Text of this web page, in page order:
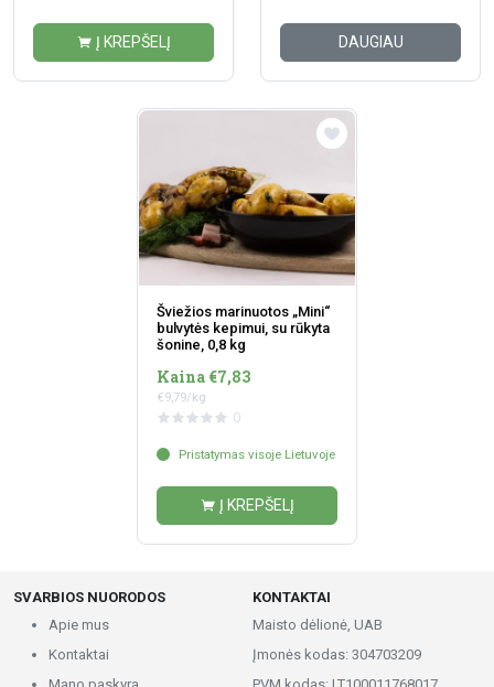
Į KREPŠELĮ DAUGIAU
Šviežios marinuotos „Mini“
bulvytės kepimui, su rūkyta
šonine, 0,8 kg
Kaina €7,83
€9,79/kg
0
Pristatymas visoje Lietuvoje
Į KREPŠELĮ
SVARBIOS NUORODOS
Apie mus
Kontaktai
KONTAKTAI
Maisto dėlionė, UAB
Įmonės kodas: 304703209